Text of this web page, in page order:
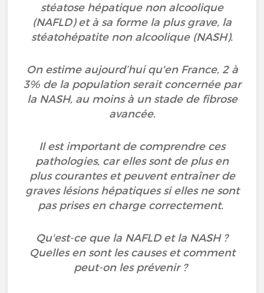
stéatose hépatique non alcoolique
(NAFLD) et à sa forme la plus grave, la
stéatohépatite non alcoolique (NASH).
On estime aujourd’hui qu'en France, 2 à
3% de la population serait concernée par
la NASH, au moins à un stade de fibrose
avancée.
Il est important de comprendre ces
pathologies, car elles sont de plus en
plus courantes et peuvent entraîner de
graves lésions hépatiques si elles ne sont
pas prises en charge correctement.
Qu'est-ce que la NAFLD et la NASH ?
Quelles en sont les causes et comment
peut-on les prévenir ?